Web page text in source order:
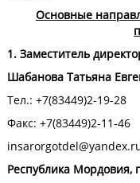
Основные
1. Заместитель
Шабанова Татьяна
Тел.: +7(83449)2-19-28
Факс: +7(83449)2-11-46
Республика Мордовия,